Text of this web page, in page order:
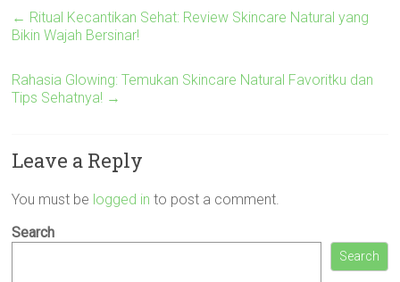
← Ritual Kecantikan Sehat: Review Skincare Natural yang
Bikin Wajah Bersinar!
Rahasia Glowing: Temukan Skincare Natural Favoritku dan
Tips Sehatnya! →
Leave a Reply
You must be logged in to post a comment.
Search
Search